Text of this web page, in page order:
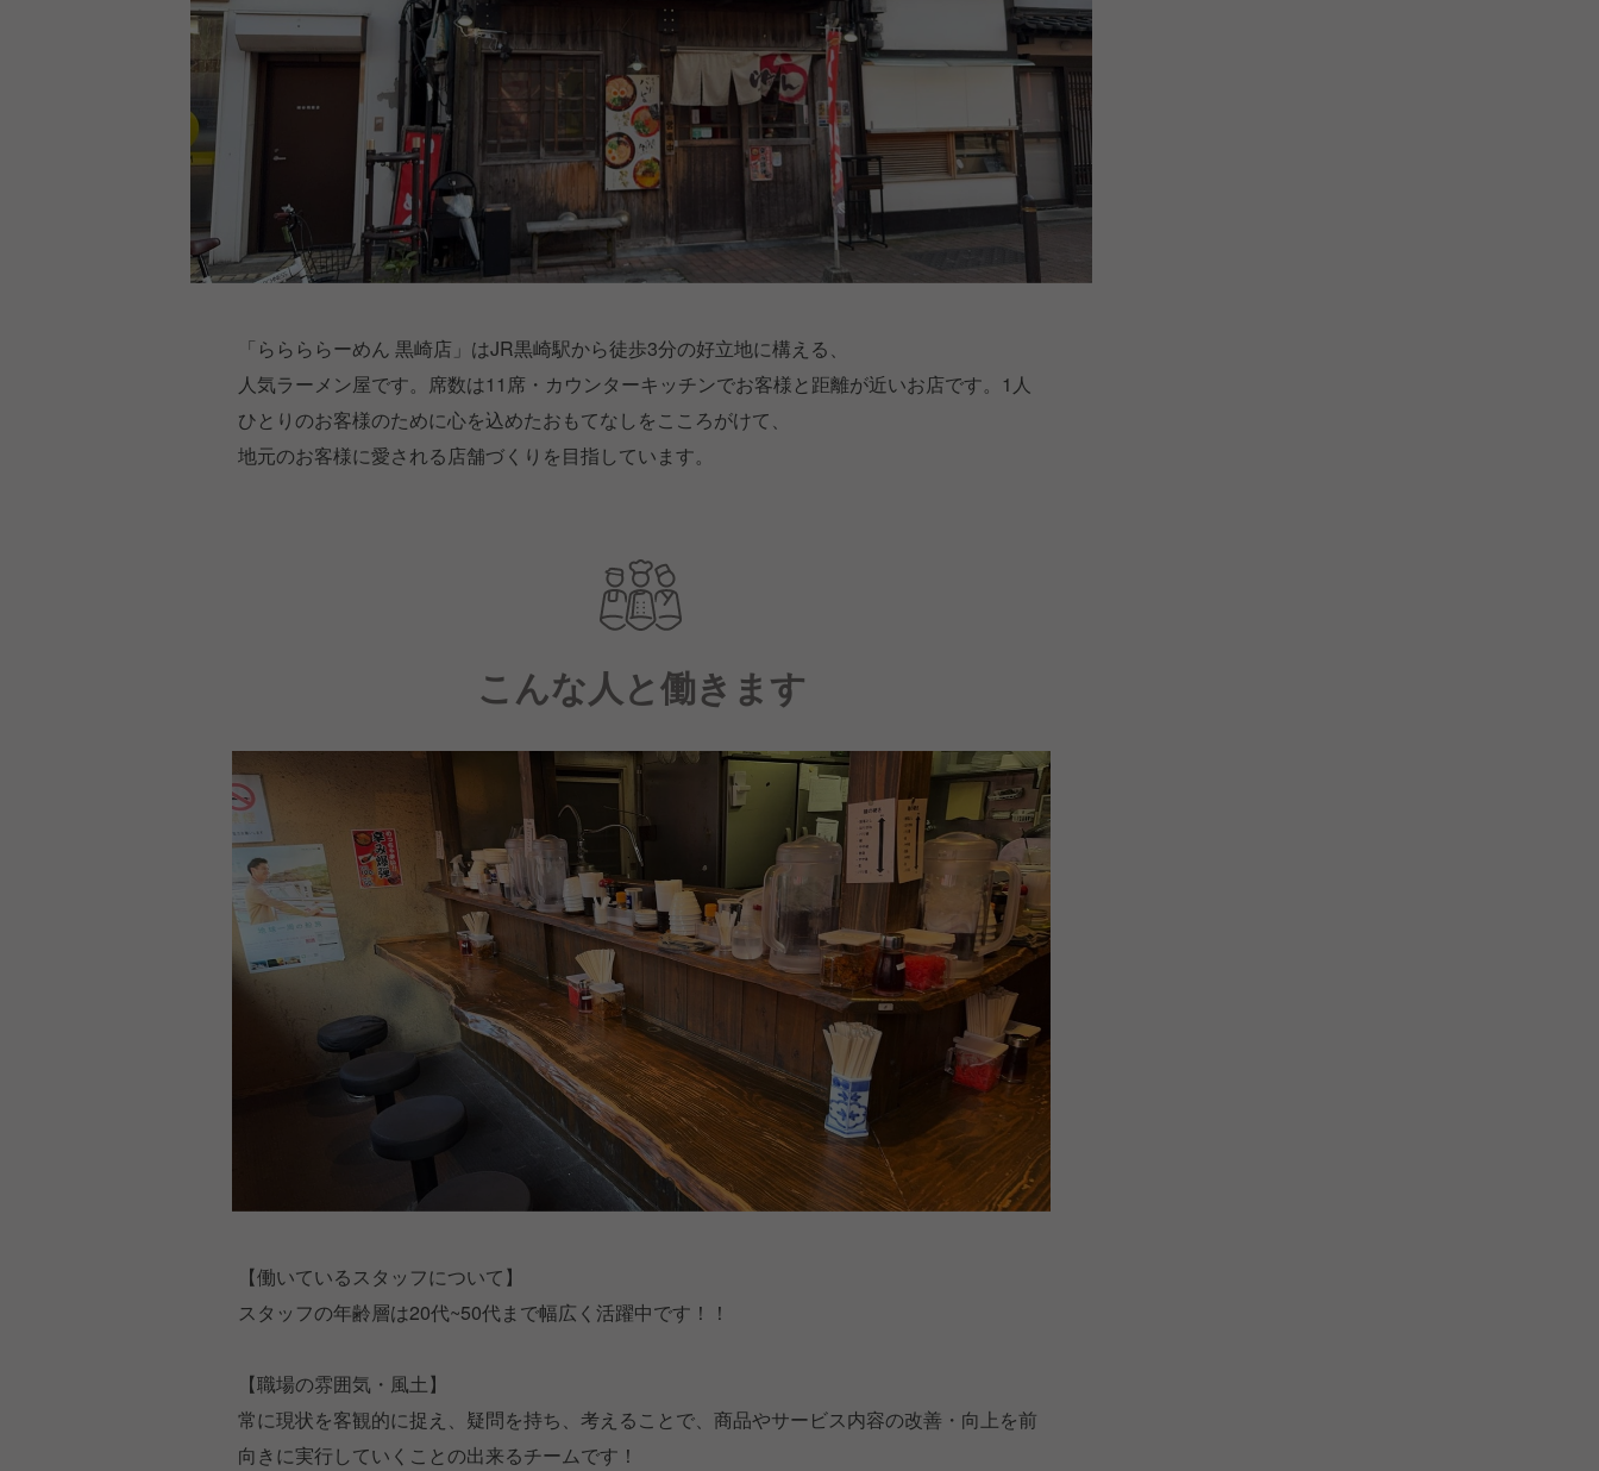
「ららららーめん 黒崎店」はJR黒崎駅から徒歩3分の好立地に構える、
人気ラーメン屋です。席数は11席・カウンターキッチンでお客様と距離が近いお店です。1人
ひとりのお客様のために心を込めたおもてなしをこころがけて、
地元のお客様に愛される店舗づくりを目指しています。
こんな人と働きます
【働いているスタッフについて】
スタッフの年齢層は20代~50代まで幅広く活躍中です！！
【職場の雰囲気・風土】
常に現状を客観的に捉え、疑問を持ち、考えることで、商品やサービス内容の改善・向上を前
向きに実行していくことの出来るチームです！